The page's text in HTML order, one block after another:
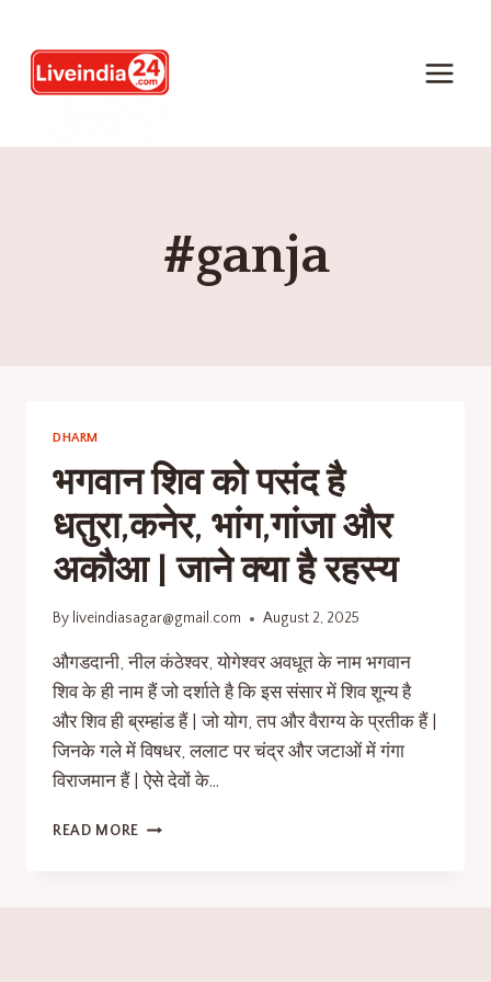
#ganja
DHARM
भगवान शिव को पसंद है
धतुरा,कनेर, भांग,गांजा और
अकौआ | जाने क्या है रहस्य
By liveindiasagar@gmail.com August 2, 2025
औगडदानी, नील कंठेश्वर, योगेश्वर अवधूत के नाम भगवान
शिव के ही नाम हैं जो दर्शाते है कि इस संसार में शिव शून्य है
और शिव ही ब्रम्हांड हैं | जो योग, तप और वैराग्य के प्रतीक हैं |
जिनके गले में विषधर, ललाट पर चंद्र और जटाओं में गंगा
विराजमान हैं | ऐसे देवों के…
READ MORE